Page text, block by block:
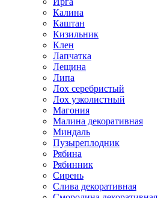
Калина
Каштан
Кизильник
Клен
Лапчатка
Лещина
Липа
Лох серебристый
Лох узколистный
Магония
Малина декоративная
Миндаль
Пузыреплодник
Рябина
Рябинник
Сирень
Слива декоративная